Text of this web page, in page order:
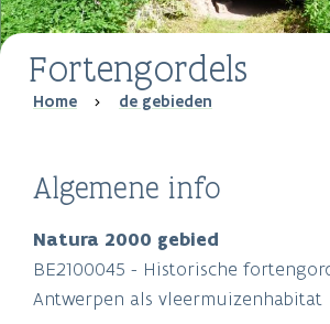
Fortengordels
Breadcrumb
Home de gebieden
Algemene info
Natura 2000 gebied
BE2100045 - Historische
Antwerpen als vleermuizenhabitat